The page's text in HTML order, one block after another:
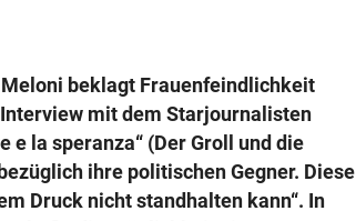
beklagt Frauenfeindlichkeit
mit dem Starjournalisten
e la speranza“ (Der Groll und die
ihre politischen Gegner. Diese
Druck nicht standhalten kann“. In